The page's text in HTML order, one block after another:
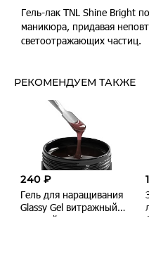
Гель-лак TNL Shine Bright
маникюра, придавая
светоотражающих частиц.
ВСЕ
РЕКОМЕНДУЕМ ТАКЖЕ
240 ₽
Гель для наращивания
Glassy Gel витражный
цветной №1 - пыльная